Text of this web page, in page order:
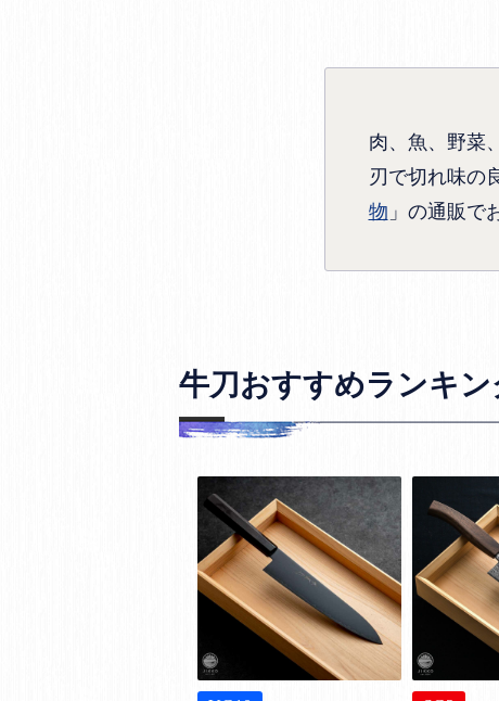
肉、魚、野菜
刃で切れ味の
物 」の通販で
牛刀おすすめランキン